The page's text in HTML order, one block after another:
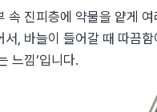
속 진피층에 약물을 얕게
, 바늘이 들어갈 때 따끔
느낌’입니다.